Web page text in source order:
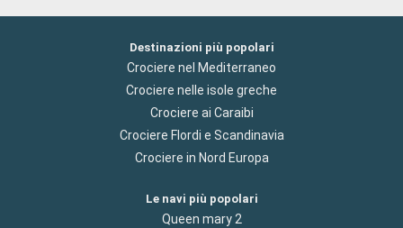
Destinazioni più popolari
Crociere nel Mediterraneo
Crociere nelle isole greche
Crociere ai Caraibi
Crociere Flordi e Scandinavia
Crociere in Nord Europa
Le navi più popolari
Queen mary 2